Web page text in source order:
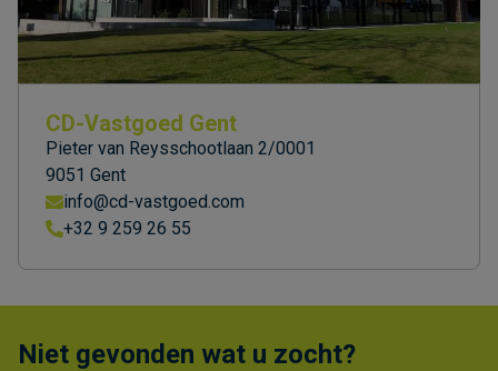
CD-Vastgoed Gent
Pieter van Reysschootlaan 2/0001
9051 Gent
info@cd-vastgoed.com
+32 9 259 26 55
Niet gevonden wat u zocht?